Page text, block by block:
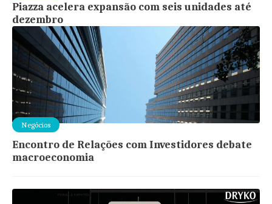
Piazza acelera expansão com seis unidades até
dezembro
Negócios
Encontro de Relações com Investidores debate
macroeconomia